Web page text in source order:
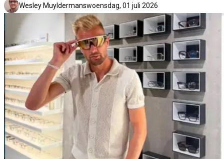
Wesley Muyldermanswoensdag, 01 juli 2026